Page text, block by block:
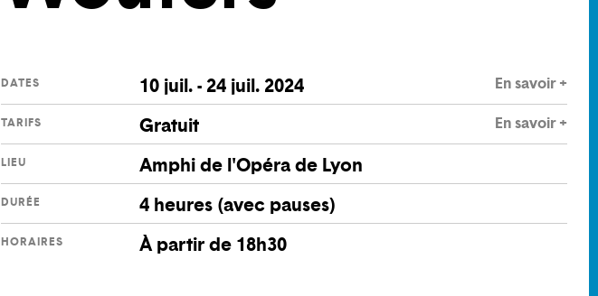
DATES 10 juil. - 24 juil. 2024 En savoir +
TARIFS Gratuit En savoir +
LIEU Amphi de l'Opéra de Lyon
DURÉE 4 heures (avec pauses)
HORAIRES À partir de 18h30